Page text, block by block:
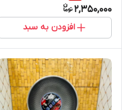
2,350,000
افزودن به سبد